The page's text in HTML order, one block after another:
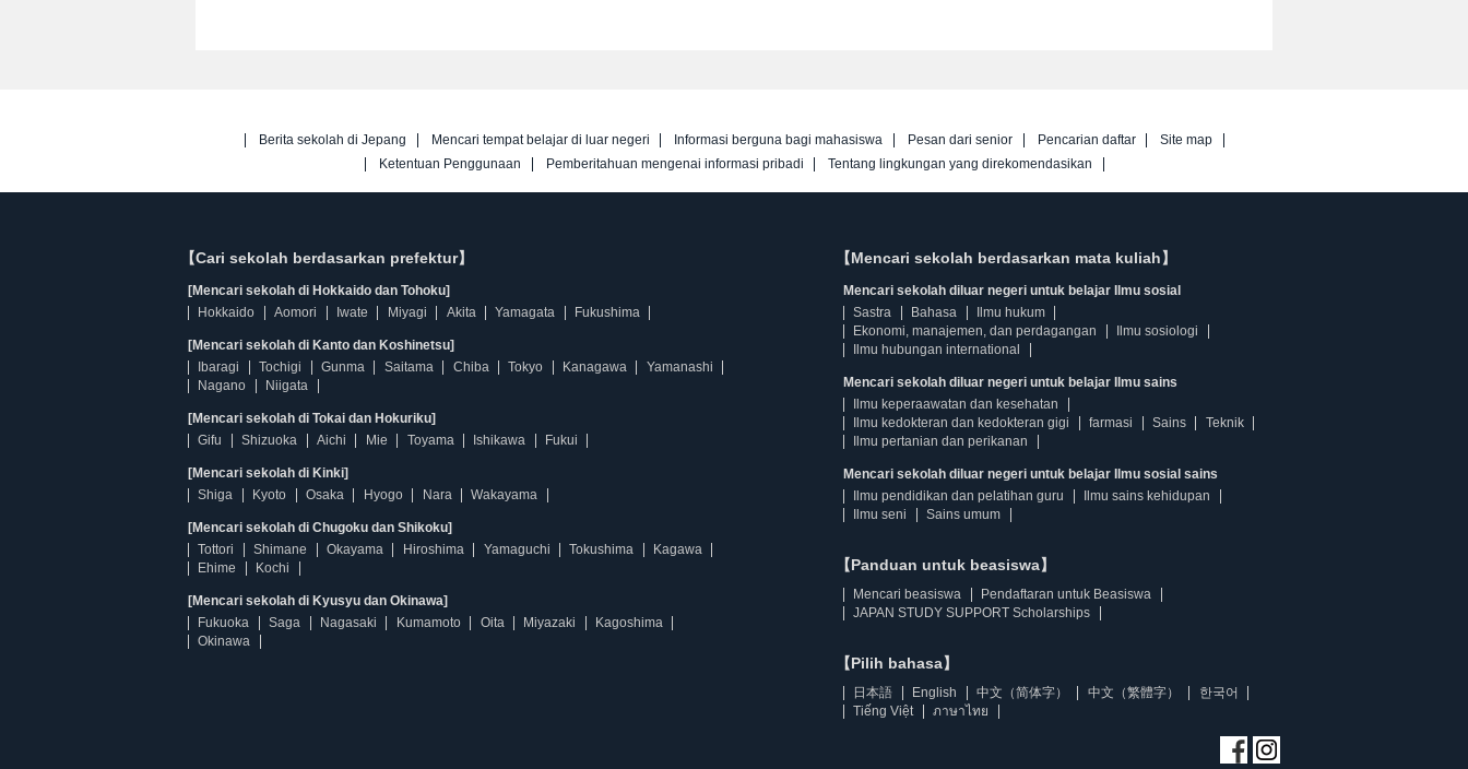
Berita sekolah di Jepang Mencari tempat belajar di luar negeri Informasi berguna bagi mahasiswa Pesan dari senior Pencarian daftar
Site map
Ketentuan Penggunaan
Pemberitahuan mengenai informasi pribadi Tentang lingkungan yang direkomendasikan
【Cari sekolah berdasarkan prefektur】
[Mencari sekolah di Hokkaido dan Tohoku]
Hokkaido
Aomori Iwate Miyagi Akita Yamagata Fukushima
[Mencari sekolah di Kanto dan Koshinetsu]
Ibaragi
Tochigi Gunma Saitama Chiba Tokyo Kanagawa
Yamanashi
Nagano
Niigata
[Mencari sekolah di Tokai dan Hokuriku]
Gifu
Shizuoka Aichi Mie Toyama Ishikawa Fukui
[Mencari sekolah di Kinki]
Shiga
Kyoto Osaka Hyogo Nara Wakayama
[Mencari sekolah di Chugoku dan Shikoku]
Tottori
Shimane Okayama Hiroshima Yamaguchi Tokushima
Kagawa
Ehime
Kochi
[Mencari sekolah di Kyusyu dan Okinawa]
Fukuoka
Saga Nagasaki Kumamoto Oita Miyazaki
Kagoshima
Okinawa
【Mencari sekolah berdasarkan mata kuliah】
Mencari sekolah diluar negeri untuk belajar Ilmu sosial
Sastra
Bahasa
Ilmu hukum
Ekonomi, manajemen, dan perdagangan
Ilmu sosiologi
Ilmu hubungan international
Mencari sekolah diluar negeri untuk belajar Ilmu sains
Ilmu keperaawatan dan kesehatan
Ilmu kedokteran dan kedokteran gigi
farmasi Sains
Teknik
Ilmu pertanian dan perikanan
Mencari sekolah diluar negeri untuk belajar Ilmu sosial sains
Ilmu pendidikan dan pelatihan guru
Ilmu sains kehidupan
Ilmu seni
Sains umum
【Panduan untuk beasiswa】
Mencari beasiswa
Pendaftaran untuk Beasiswa
JAPAN STUDY SUPPORT Scholarships
【Pilih bahasa】
日本語 English 中文（简体字） 中文（繁體字）
한국어
Tiếng Việt
ภาษาไทย